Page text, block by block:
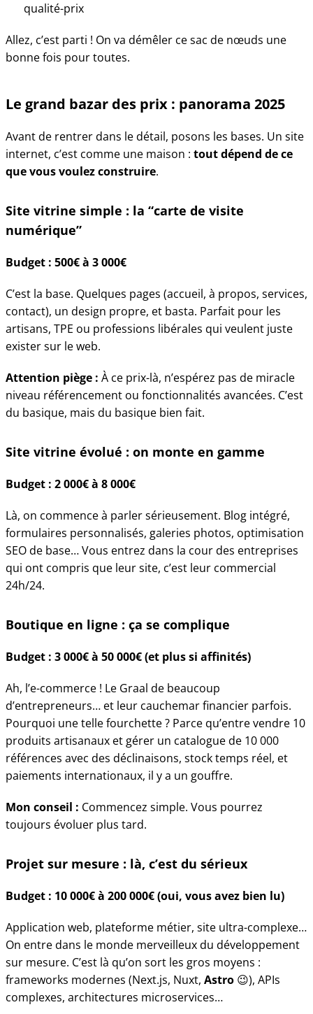
qualité-prix
Allez, c’est parti ! On va démêler ce sac de nœuds une
bonne fois pour toutes.
Le grand bazar des prix : panorama 2025
Avant de rentrer dans le détail, posons les bases. Un site
internet, c’est comme une maison : tout dépend de ce
que vous voulez construire.
Site vitrine simple : la “carte de visite
numérique”
Budget : 500€ à 3 000€
C’est la base. Quelques pages (accueil, à propos, services,
contact), un design propre, et basta. Parfait pour les
artisans, TPE ou professions libérales qui veulent juste
exister sur le web.
Attention piège : À ce prix-là, n’espérez pas de miracle
niveau référencement ou fonctionnalités avancées. C’est
du basique, mais du basique bien fait.
Site vitrine évolué : on monte en gamme
Budget : 2 000€ à 8 000€
Là, on commence à parler sérieusement. Blog intégré,
formulaires personnalisés, galeries photos, optimisation
SEO de base… Vous entrez dans la cour des entreprises
qui ont compris que leur site, c’est leur commercial
24h/24.
Boutique en ligne : ça se complique
Budget : 3 000€ à 50 000€ (et plus si affinités)
Ah, l’e-commerce ! Le Graal de beaucoup
d’entrepreneurs… et leur cauchemar financier parfois.
Pourquoi une telle fourchette ? Parce qu’entre vendre 10
produits artisanaux et gérer un catalogue de 10 000
références avec des déclinaisons, stock temps réel, et
paiements internationaux, il y a un gouffre.
Mon conseil : Commencez simple. Vous pourrez
toujours évoluer plus tard.
Projet sur mesure : là, c’est du sérieux
Budget : 10 000€ à 200 000€ (oui, vous avez bien lu)
Application web, plateforme métier, site ultra-complexe…
On entre dans le monde merveilleux du développement
sur mesure. C’est là qu’on sort les gros moyens :
frameworks modernes (Next.js, Nuxt, Astro 😉), APIs
complexes, architectures microservices…